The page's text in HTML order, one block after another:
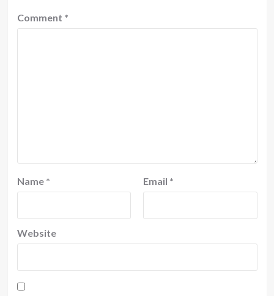
Comment *
Name * Email *
Website